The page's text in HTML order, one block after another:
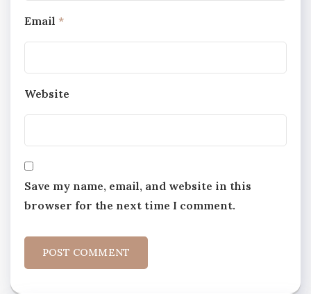
Email *
Website
Save my name, email, and website in this
browser for the next time I comment.